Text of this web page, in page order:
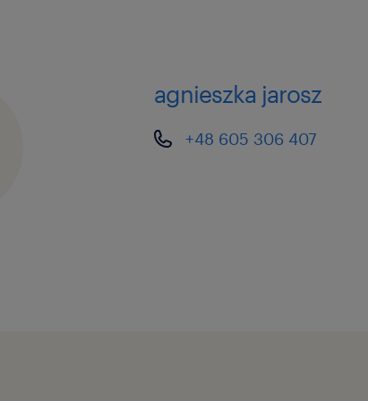
wdrażając nowoczesne techniki usprawniające
utrzymanie kompletnej dokumentacji
agnieszka jarosz
+48 605 306 407